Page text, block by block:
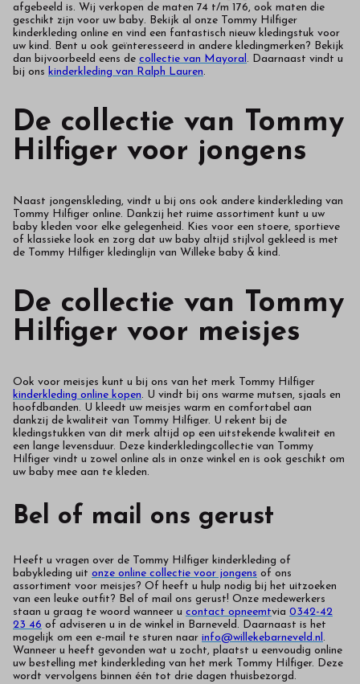
afgebeeld is. Wij verkopen de maten 74 t/m 176, ook maten die
geschikt zijn voor uw baby. Bekijk al onze Tommy Hilfiger
kinderkleding online en vind een fantastisch nieuw kledingstuk voor
uw kind. Bent u ook geïnteresseerd in andere kledingmerken? Bekijk
dan bijvoorbeeld eens de collectie van Mayoral. Daarnaast vindt u
bij ons kinderkleding van Ralph Lauren.
De collectie van Tommy
Hilfiger voor jongens
Naast jongenskleding, vindt u bij ons ook andere kinderkleding van
Tommy Hilfiger online. Dankzij het ruime assortiment kunt u uw
baby kleden voor elke gelegenheid. Kies voor een stoere, sportieve
of klassieke look en zorg dat uw baby altijd stijlvol gekleed is met
de Tommy Hilfiger kledinglijn van Willeke baby & kind.
De collectie van Tommy
Hilfiger voor meisjes
Ook voor meisjes kunt u bij ons van het merk Tommy Hilfiger
kinderkleding online kopen. U vindt bij ons warme mutsen, sjaals en
hoofdbanden. U kleedt uw meisjes warm en comfortabel aan
dankzij de kwaliteit van Tommy Hilfiger. U rekent bij de
kledingstukken van dit merk altijd op een uitstekende kwaliteit en
een lange levensduur. Deze kinderkledingcollectie van Tommy
Hilfiger vindt u zowel online als in onze winkel en is ook geschikt om
uw baby mee aan te kleden.
Bel of mail ons gerust
Heeft u vragen over de Tommy Hilfiger kinderkleding of
babykleding uit onze online collectie voor jongens of ons
assortiment voor meisjes? Of heeft u hulp nodig bij het uitzoeken
van een leuke outfit? Bel of mail ons gerust! Onze medewerkers
staan u graag te woord wanneer u contact opneemtvia 0342-42
23 46 of adviseren u in de winkel in Barneveld. Daarnaast is het
mogelijk om een e-mail te sturen naar info@willekebarneveld.nl.
Wanneer u heeft gevonden wat u zocht, plaatst u eenvoudig online
uw bestelling met kinderkleding van het merk Tommy Hilfiger. Deze
wordt vervolgens binnen één tot drie dagen thuisbezorgd.